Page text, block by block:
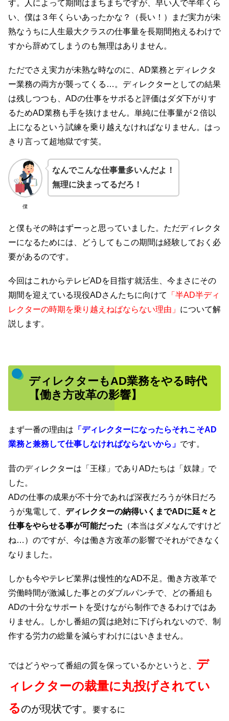
す。人によって期間はまちまちですが、早い人で半年くら
い、僕は３年くらいあったかな？（長い！）まだ実力が未
熟なうちに人生最大クラスの仕事量を長期間抱えるわけで
すから辞めてしまうのも無理はありません。
ただでさえ実力が未熟な時なのに、AD業務とディレクタ
ー業務の両方が襲ってくる…。ディレクターとしての結果
は残しつつも、ADの仕事をサボると評価はダダ下がりす
るためAD業務も手を抜けません。単純に仕事量が２倍以
上になるという試練を乗り越えなければなりません。はっ
きり言って超地獄です笑。
僕
なんでこんな仕事量多いんだよ！
無理に決まってるだろ！
と僕もその時はずーっと思っていました。ただディレクタ
ーになるためには、どうしてもこの期間は経験しておく必
要があるのです。
今回はこれからテレビADを目指す就活生、今まさにその
期間を迎えている現役ADさんたちに向けて
「半AD半ディ
レクターの時期を乗り越えねばならない理由」 について解
説します。
ディレクターもAD業務をやる時代
【働き方改革の影響】
まず一番の理由は 「ディレクターになったらそれこそAD
業務と兼務して仕事しなければならないから」 です。
昔のディレクターは「王様」でありADたちは「奴隷」で
した。
ADの仕事の成果が不十分であれば深夜だろうが休日だろ
うが鬼電して、 ディレクターの納得いくまでADに延々と
仕事をやらせる事が可能だった （本当はダメなんですけど
ね…）のですが、今は働き方改革の影響でそれができなく
なりました。
しかも今やテレビ業界は慢性的なAD不足。働き方改革で
労働時間が激減した事とのダブルパンチで、どの番組も
ADの十分なサポートを受けながら制作できるわけではあ
りません。しかし番組の質は絶対に下げられないので、制
作する労力の総量を減らすわけにはいきません。
ではどうやって番組の質を保っているかというと、 デ
ィレクターの裁量に丸投げされてい
るのが現状です。 要するに